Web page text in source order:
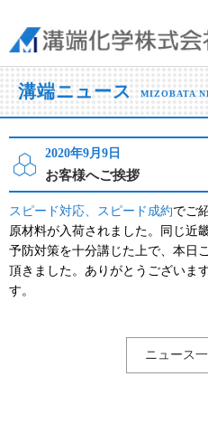
溝
溝端ニュース MIZOBATA
2020年9月9日
お客様へご挨拶
スピード対応、スピード成約でご
原材料が入荷されました。同じ近
予防対策を十分講じた上で、本日
頂きました。ありがとうございま
す。
ニュース